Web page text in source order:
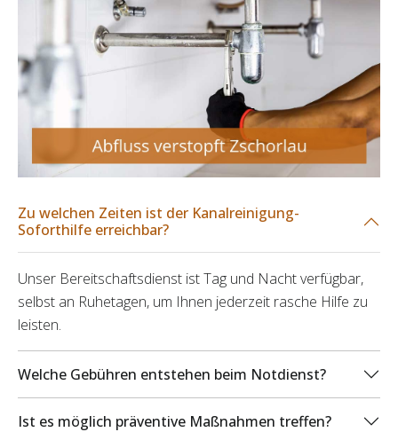
Zu welchen Zeiten ist der Kanalreinigung-
Soforthilfe erreichbar?
Unser Bereitschaftsdienst ist Tag und Nacht verfügbar,
selbst an Ruhetagen, um Ihnen jederzeit rasche Hilfe zu
leisten.
Welche Gebühren entstehen beim Notdienst?
Ist es möglich präventive Maßnahmen treffen?